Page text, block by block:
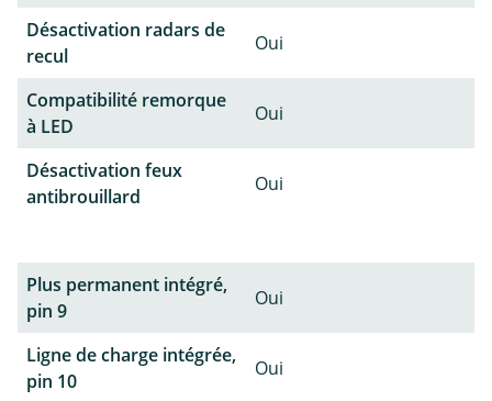
Désactivation radars de
recul
Oui
Compatibilité remorque
à LED
Oui
Désactivation feux
antibrouillard
Oui
Plus permanent intégré,
pin 9
Oui
Ligne de charge intégrée,
pin 10
Oui